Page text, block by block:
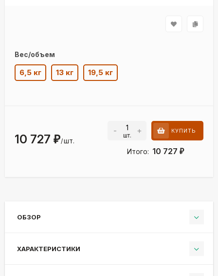
Вес/объем
6,5 кг 13 кг 19,5 кг
10 727 ₽/шт.
- шт. + КУПИТЬ
Итого: 10 727 ₽
ОБЗОР
ХАРАКТЕРИСТИКИ